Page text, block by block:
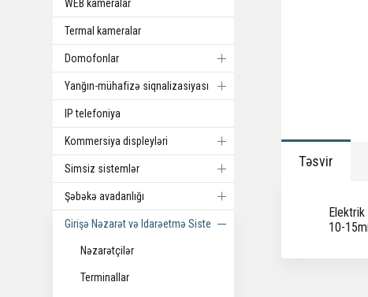
WEB kameralar
Termal kameralar
Domofonlar
Yanğın-mühafizə siqnalizasiyası
IP telefoniya
Kommersiya displeyləri
Simsiz sistemlər
Şəbəkə avadanlığı
Girişə Nəzarət və Idarəetmə Sistemi
Nəzarətçilər
Terminallar
Təsvir
Elektrik
10-